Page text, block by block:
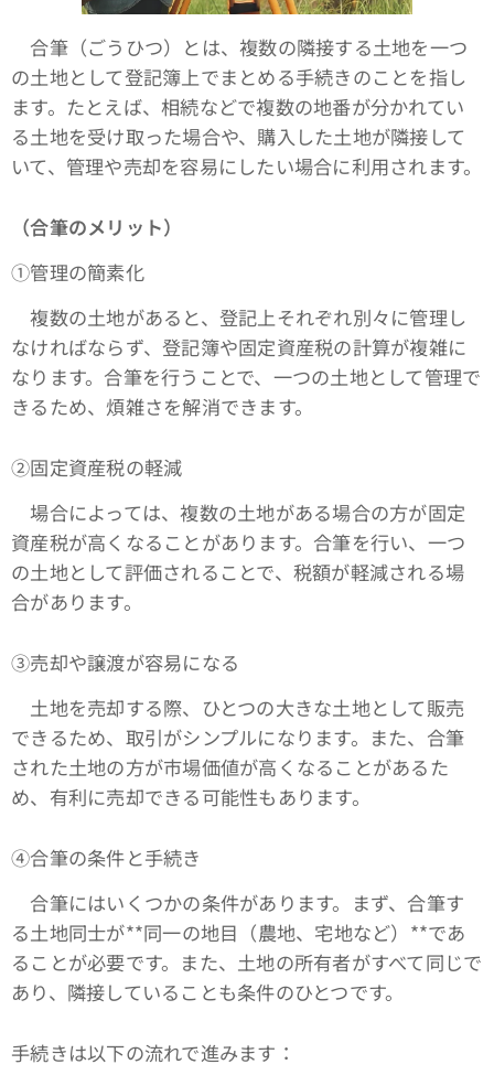
合筆（ごうひつ）とは、複数の隣接する土地を一つ
の土地として登記簿上でまとめる手続きのことを指し
ます。たとえば、相続などで複数の地番が分かれてい
る土地を受け取った場合や、購入した土地が隣接して
いて、管理や売却を容易にしたい場合に利用されます。
（合筆のメリット）
①管理の簡素化
複数の土地があると、登記上それぞれ別々に管理し
なければならず、登記簿や固定資産税の計算が複雑に
なります。合筆を行うことで、一つの土地として管理で
きるため、煩雑さを解消できます。
➁固定資産税の軽減
場合によっては、複数の土地がある場合の方が固定
資産税が高くなることがあります。合筆を行い、一つ
の土地として評価されることで、税額が軽減される場
合があります。
③売却や譲渡が容易になる
土地を売却する際、ひとつの大きな土地として販売
できるため、取引がシンプルになります。また、合筆
された土地の方が市場価値が高くなることがあるた
め、有利に売却できる可能性もあります。
④合筆の条件と手続き
合筆にはいくつかの条件があります。まず、合筆す
る土地同士が**同一の地目（農地、宅地など）**であ
ることが必要です。また、土地の所有者がすべて同じで
あり、隣接していることも条件のひとつです。
手続きは以下の流れで進みます：